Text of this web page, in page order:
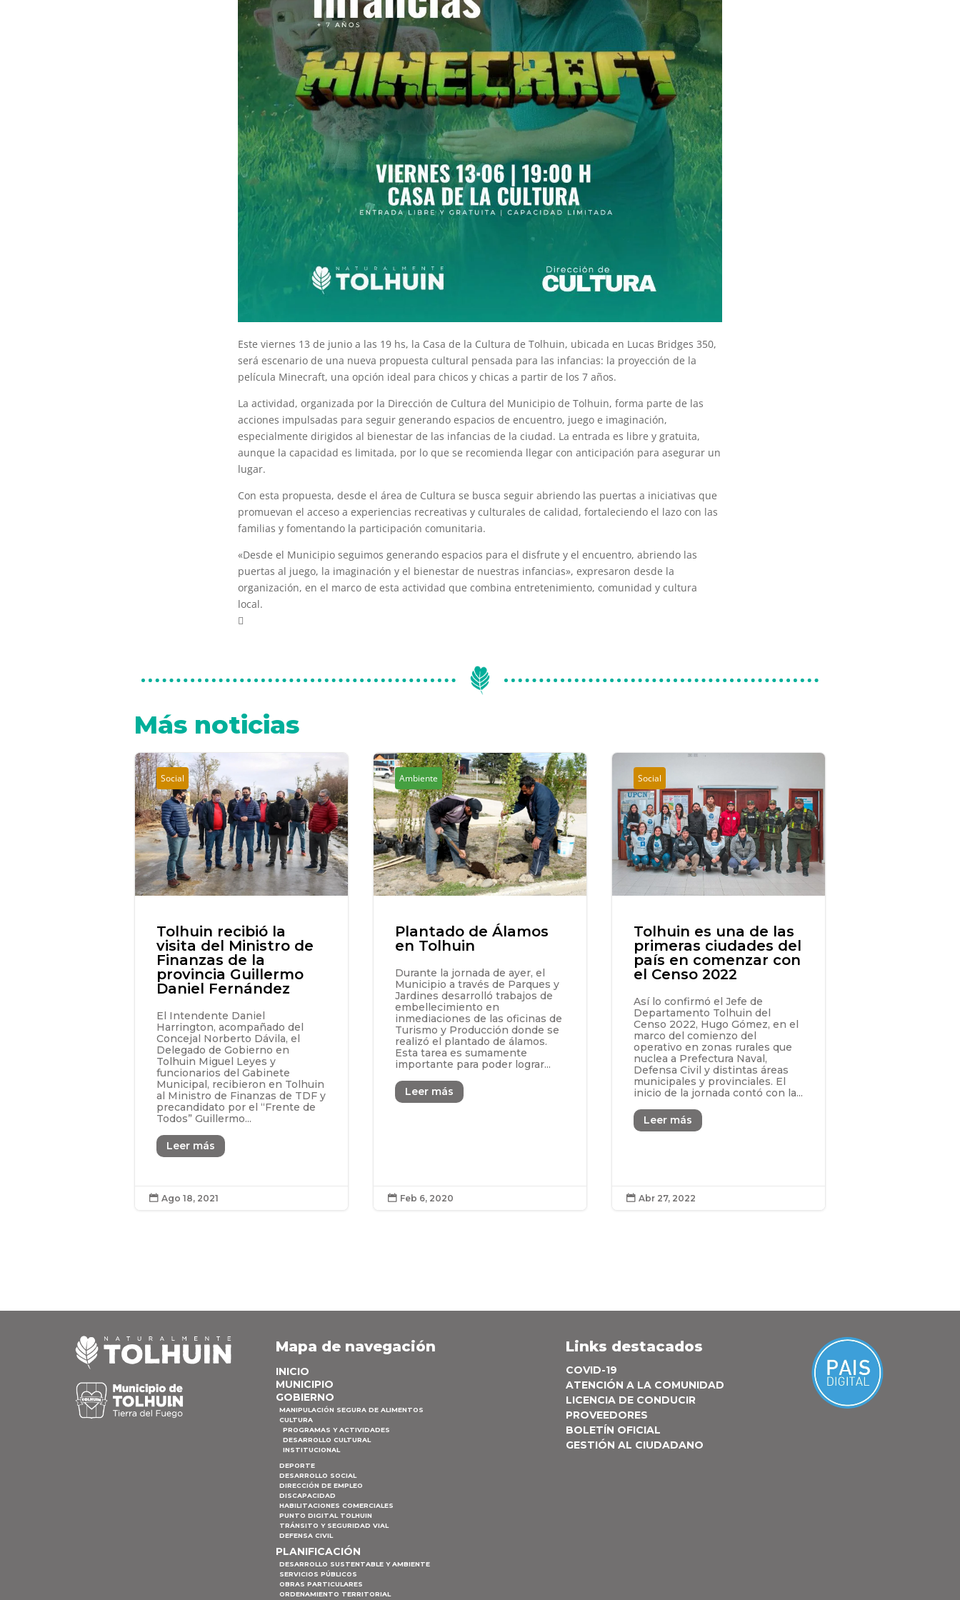
Este viernes 13 de junio a las 19 hs, la Casa de la Cultura de Tolhuin, ubicada en Lucas Bridges 350,
será escenario de una nueva propuesta cultural pensada para las infancias: la proyección de la
película Minecraft, una opción ideal para chicos y chicas a partir de los 7 años.
La actividad, organizada por la Dirección de Cultura del Municipio de Tolhuin, forma parte de las
acciones impulsadas para seguir generando espacios de encuentro, juego e imaginación,
especialmente dirigidos al bienestar de las infancias de la ciudad. La entrada es libre y gratuita,
aunque la capacidad es limitada, por lo que se recomienda llegar con anticipación para asegurar un
lugar.
Con esta propuesta, desde el área de Cultura se busca seguir abriendo las puertas a iniciativas que
promuevan el acceso a experiencias recreativas y culturales de calidad, fortaleciendo el lazo con las
familias y fomentando la participación comunitaria.
«Desde el Municipio seguimos generando espacios para el disfrute y el encuentro, abriendo las
puertas al juego, la imaginación y el bienestar de nuestras infancias», expresaron desde la
organización, en el marco de esta actividad que combina entretenimiento, comunidad y cultura
local.

Más noticias
Social
Tolhuin recibió la
visita del Ministro de
Finanzas de la
provincia Guillermo
Daniel Fernández
El Intendente Daniel
Harrington, acompañado del
Concejal Norberto Dávila, el
Delegado de Gobierno en
Tolhuin Miguel Leyes y
funcionarios del Gabinete
Municipal, recibieron en Tolhuin
al Ministro de Finanzas de TDF y
precandidato por el “Frente de
Todos” Guillermo...
Leer más
 Ago 18, 2021
Ambiente
Plantado de Álamos
en Tolhuin
Durante la jornada de ayer, el
Municipio a través de Parques y
Jardines desarrolló trabajos de
embellecimiento en
inmediaciones de las oficinas de
Turismo y Producción donde se
realizó el plantado de álamos.
Esta tarea es sumamente
importante para poder lograr...
Leer más
 Feb 6, 2020
Social
Tolhuin es una de las
primeras ciudades del
país en comenzar con
el Censo 2022
Así lo confirmó el Jefe de
Departamento Tolhuin del
Censo 2022, Hugo Gómez, en el
marco del comienzo del
operativo en zonas rurales que
nuclea a Prefectura Naval,
Defensa Civil y distintas áreas
municipales y provinciales. El
inicio de la jornada contó con la...
Leer más
 Abr 27, 2022
Mapa de navegación
INICIO
MUNICIPIO
GOBIERNO
MANIPULACIÓN SEGURA DE ALIMENTOS
CULTURA
PROGRAMAS Y ACTIVIDADES
DESARROLLO CULTURAL
INSTITUCIONAL
DEPORTE
DESARROLLO SOCIAL
DIRECCIÓN DE EMPLEO
DISCAPACIDAD
HABILITACIONES COMERCIALES
PUNTO DIGITAL TOLHUIN
TRÁNSITO Y SEGURIDAD VIAL
DEFENSA CIVIL
PLANIFICACIÓN
DESARROLLO SUSTENTABLE Y AMBIENTE
SERVICIOS PÚBLICOS
OBRAS PARTICULARES
ORDENAMIENTO TERRITORIAL
Links destacados
COVID-19
ATENCIÓN A LA COMUNIDAD
LICENCIA DE CONDUCIR
PROVEEDORES
BOLETÍN OFICIAL
GESTIÓN AL CIUDADANO